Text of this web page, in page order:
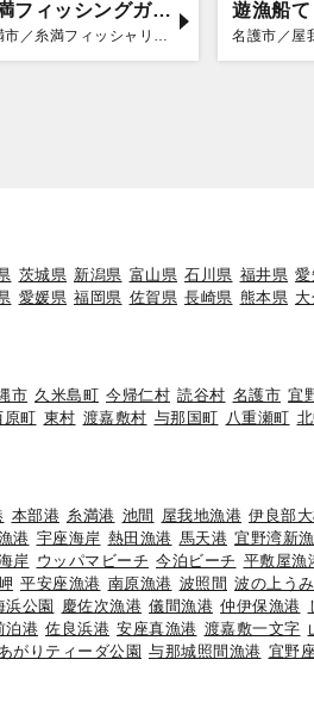
糸満フィッシングガイド 龍神丸
糸満市／糸満フィッシャリーナ
遊漁船
名護市／屋
茨城県 新潟県 富山県 石川県 福井県 愛
愛媛県 福岡県 佐賀県 長崎県 熊本県
市 久米島町 今帰仁村 読谷村 名護市 宜
原町 東村 渡嘉敷村 与那国町 八重瀬町
本部港 糸満港 池間 屋我地漁港 伊良部
港 宇座海岸 熱田漁港 馬天港 宜野湾新
岸 ウッパマビーチ 今泊ビーチ 平敷屋漁
平安座漁港 南原漁港 波照間 波の上う
浜公園 慶佐次漁港 儀間漁港 仲伊保漁港
泊港 佐良浜港 安座真漁港 渡嘉敷一文字
がりティーダ公園 与那城照間漁港 宜野